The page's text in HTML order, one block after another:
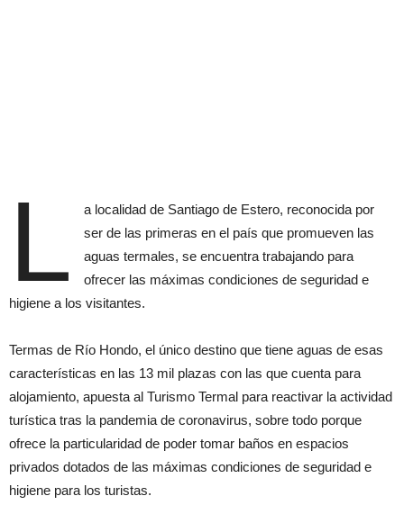
L
a localidad de Santiago de Estero, reconocida por
ser de las primeras en el país que promueven las
aguas termales, se encuentra trabajando para
ofrecer las máximas condiciones de seguridad e
higiene a los visitantes.
Termas de Río Hondo, el único destino que tiene aguas de esas
características en las 13 mil plazas con las que cuenta para
alojamiento, apuesta al Turismo Termal para reactivar la actividad
turística tras la pandemia de coronavirus, sobre todo porque
ofrece la particularidad de poder tomar baños en espacios
privados dotados de las máximas condiciones de seguridad e
higiene para los turistas.